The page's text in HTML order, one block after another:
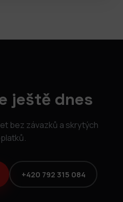
ještě dnes
bez závazků a skrytých
+420 792 315 084